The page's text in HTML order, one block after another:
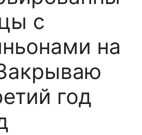
с
на
год